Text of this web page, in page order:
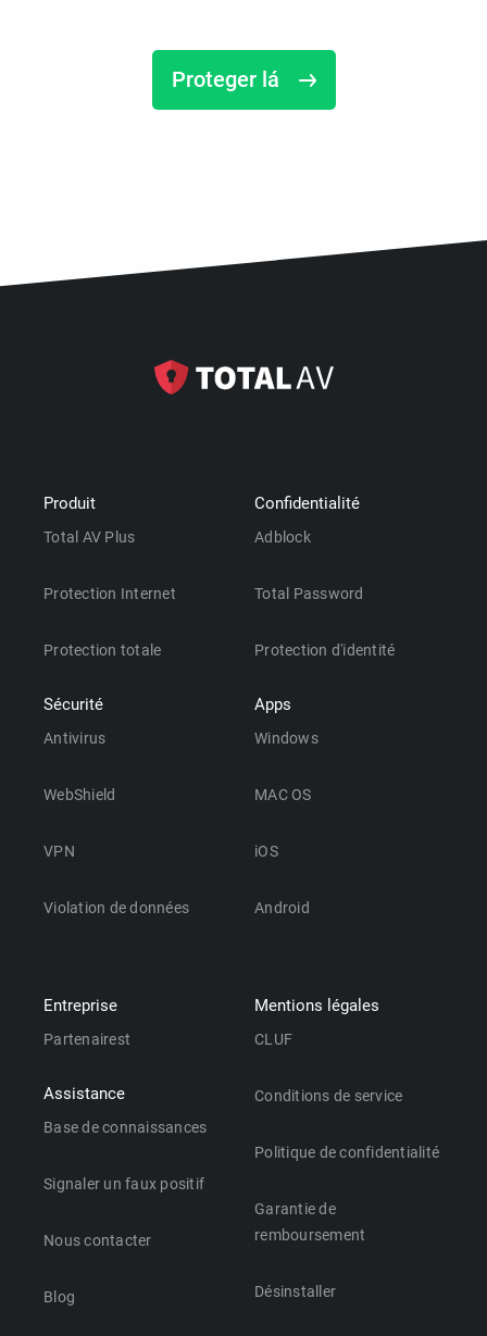
Proteger lá
Produit
Total AV Plus
Protection Internet
Protection totale
Sécurité
Antivirus
WebShield
VPN
Violation de données
Confidentialité
Adblock
Total Password
Protection d'identité
Apps
Windows
MAC OS
iOS
Android
Entreprise
Partenairest
Assistance
Base de connaissances
Signaler un faux positif
Nous contacter
Blog
Mentions légales
CLUF
Conditions de service
Politique de confidentialité
Garantie de
remboursement
Désinstaller